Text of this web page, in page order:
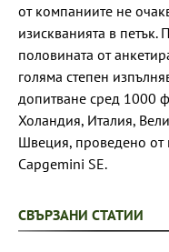
от компаниите не
изискванията в
половината от
голяма степен
допитване сред 1000
Холандия, Италия,
Швеция, проведено от
Capgemini SE.
СВЪРЗАНИ СТАТИИ